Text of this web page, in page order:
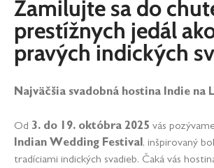
Zamilujte sa do
prestížnych jedál
pravých indických
Najväčšia svadobná hostina Indie na
Od 3. do 19. októbra 2025 vás
Indian Wedding Festival , inšpirovaný
tradíciami indických svadieb. Čaká vás